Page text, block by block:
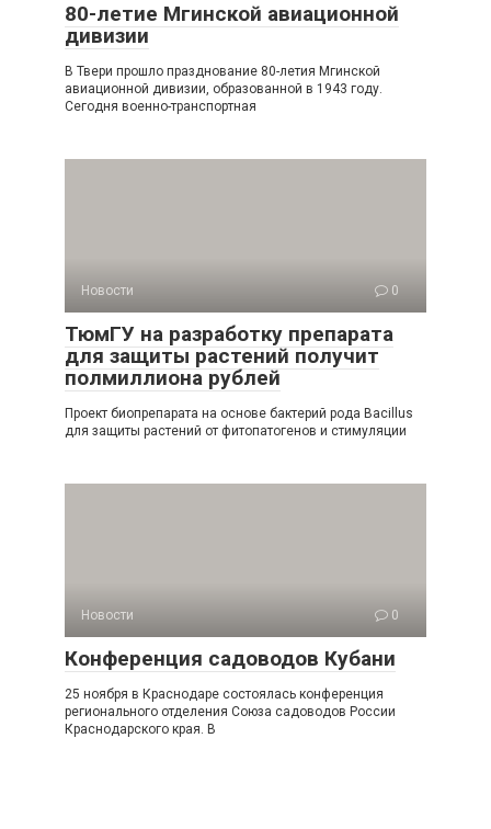
80-летие Мгинской авиационной
дивизии
В Твери прошло празднование 80-летия Мгинской
авиационной дивизии, образованной в 1943 году.
Сегодня военно-транспортная
Новости 0
ТюмГУ на разработку препарата
для защиты растений получит
полмиллиона рублей
Проект биопрепарата на основе бактерий рода Bacillus
для защиты растений от фитопатогенов и стимуляции
Новости 0
Конференция садоводов Кубани
25 ноября в Краснодаре состоялась конференция
регионального отделения Союза садоводов России
Краснодарского края. В